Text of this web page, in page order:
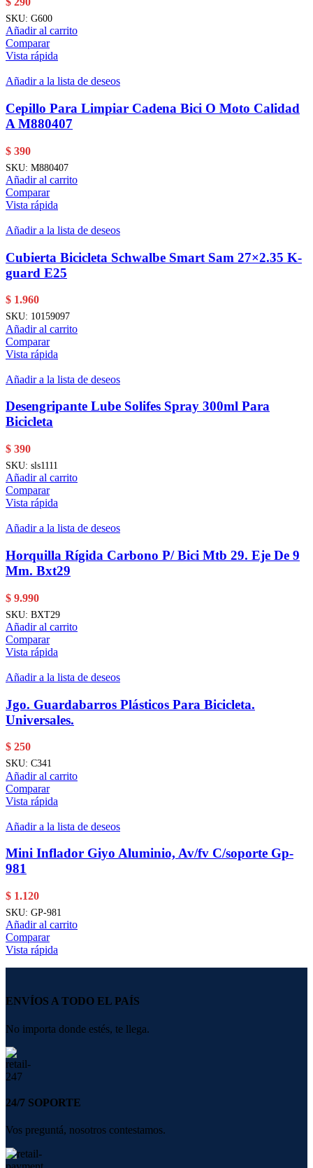
SKU: G600
Añadir al carrito
Comparar
Vista rápida
Añadir a la lista de deseos
Cepillo Para Limpiar Cadena Bici O Moto Calidad
A M880407
$ 390
SKU: M880407
Añadir al carrito
Comparar
Vista rápida
Añadir a la lista de deseos
Cubierta Bicicleta Schwalbe Smart Sam 27×2.35 K-
guard E25
$ 1.960
SKU: 10159097
Añadir al carrito
Comparar
Vista rápida
Añadir a la lista de deseos
Desengripante Lube Solifes Spray 300ml Para
Bicicleta
$ 390
SKU: sls1111
Añadir al carrito
Comparar
Vista rápida
Añadir a la lista de deseos
Horquilla Rígida Carbono P/ Bici Mtb 29. Eje De 9
Mm. Bxt29
$ 9.990
SKU: BXT29
Añadir al carrito
Comparar
Vista rápida
Añadir a la lista de deseos
Jgo. Guardabarros Plásticos Para Bicicleta.
Universales.
$ 250
SKU: C341
Añadir al carrito
Comparar
Vista rápida
Añadir a la lista de deseos
Mini Inflador Giyo Aluminio, Av/fv C/soporte Gp-
981
$ 1.120
SKU: GP-981
Añadir al carrito
Comparar
Vista rápida
ENVÍOS A TODO EL PAÍS
No importa donde estés, te llega.
24/7 SOPORTE
Vos preguntá, nosotros contestamos.